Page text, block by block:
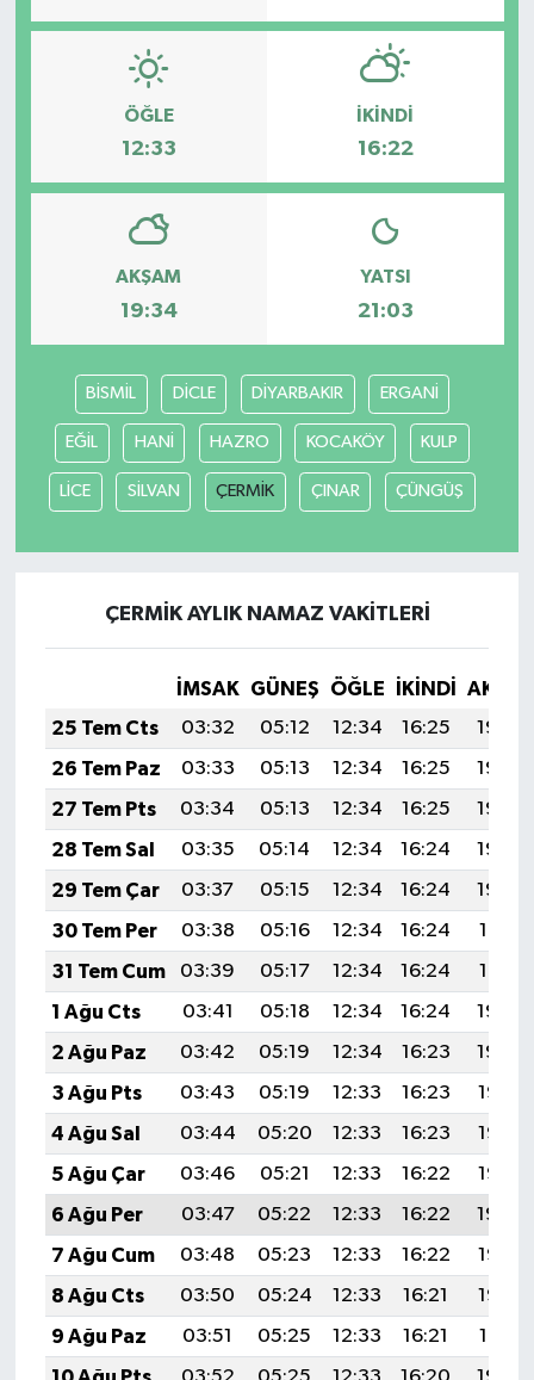
ÖĞLE
12:33
İKINDI
16:22
AKŞAM
19:34
YATSI
21:03
BİSMİL DİCLE DİYARBAKIR ERGANİ
EĞİL HANİ HAZRO KOCAKÖY KULP
LİCE SİLVAN ÇERMİK ÇINAR ÇÜNGÜŞ
ÇERMİK AYLIK NAMAZ VAKITLERI
İMSAK GÜNEŞ ÖĞLE İKINDI
25 Tem Cts
03:32 05:12 12:34 16:25
19:46
26 Tem Paz
03:33 05:13 12:34 16:25
19:45
27 Tem Pts
03:34 05:13 12:34 16:25
19:44
28 Tem Sal
03:35 05:14 12:34 16:24
19:43
29 Tem Çar
03:37 05:15 12:34 16:24
19:42
30 Tem Per
03:38 05:16 12:34 16:24
19:41
31 Tem Cum
03:39 05:17 12:34 16:24
19:41
1 Ağu Cts
03:41 05:18 12:34 16:24
19:40
2 Ağu Paz
03:42 05:19 12:34 16:23
19:39
3 Ağu Pts
03:43 05:19 12:33 16:23
19:38
4 Ağu Sal
03:44 05:20 12:33 16:23
19:37
5 Ağu Çar
03:46 05:21 12:33 16:22
19:36
6 Ağu Per
03:47 05:22 12:33 16:22
19:34
7 Ağu Cum
03:48 05:23 12:33 16:22
19:33
8 Ağu Cts
03:50 05:24 12:33 16:21
19:32
9 Ağu Paz
03:51 05:25 12:33 16:21
19:31
Ulusal